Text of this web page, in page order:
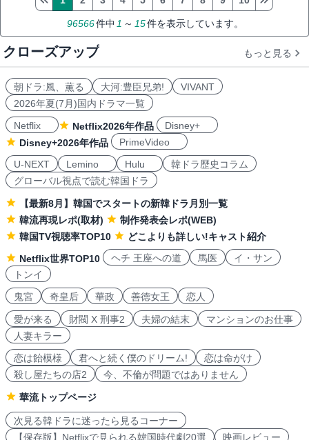
96566件中 1 ～ 15件を表示しています。
クローズアップ もっと見る
朝ドラ:風、薫る 大河:豊臣兄弟!
VIVANT
2026年夏(7月)国内ドラマ一覧
Netflix
Netflix2026年作品
Disney+
Disney+2026年作品
PrimeVideo
U-NEXT
Lemino Hulu
韓ドラ歴史コラム
グローバル視点で読む韓国ドラ
【最新8月】韓国でスタートの新韓ドラ月別一覧
韓流再現レポ(取材)
制作発表会レポ(WEB)
韓国TV視聴率TOP10
どこよりも詳しい!キャスト紹介
Netflix世界TOP10
ヘチ 王座への道 馬医
イ・サン
トンイ
鬼宮
奇皇后 華政 善徳女王 恋人
愛が来る 財閥 X 刑事2 夫婦の結末
マンションのお仕事
人妻キラー
恋は飴模様
君へと続く僕のドリーム!
恋は命がけ
殺し屋たちの店2
今、不倫が問題ではありません
華流トップページ
次見る韓ドラに迷ったら見るコーナー
【保存版】Netflixで見られる韓国時代劇20選
映画レビュー